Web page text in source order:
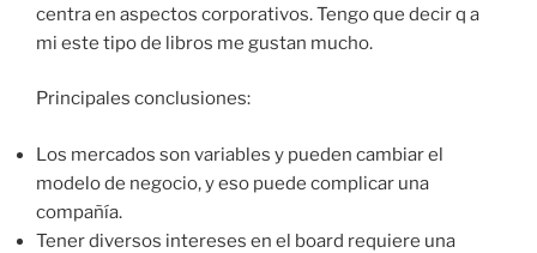
centra en aspectos corporativos. Tengo que decir q a
mi este tipo de libros me gustan mucho.
Principales conclusiones:
Los mercados son variables y pueden cambiar el
modelo de negocio, y eso puede complicar una
compañía.
Tener diversos intereses en el board requiere una